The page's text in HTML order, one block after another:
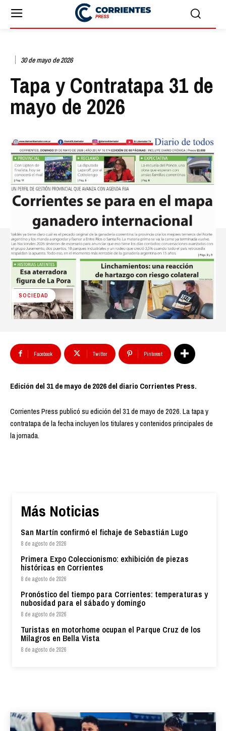
30 de mayo de 2026
Tapa y Contratapa 31 de
mayo de 2026
SOCIEDAD
Facebook Twitter Pinterest
Edición del 31 de mayo de 2026 del diario Corrientes Press.
Corrientes Press publicó su edición del 31 de mayo de 2026. La tapa y
contratapa de la fecha incluyen los titulares y contenidos principales de
la jornada.
Más Noticias
San Martín confirmó el fichaje de Sebastián Lugo
8 de agosto de 2026
Primera Expo Coleccionismo: exhibición de piezas
históricas en Corrientes
8 de agosto de 2026
Pronóstico del tiempo para Corrientes: temperaturas y
nubosidad para el sábado y domingo
8 de agosto de 2026
Turistas en motorhome ocupan el Parque Cruz de los
Milagros en Bella Vista
8 de agosto de 2026